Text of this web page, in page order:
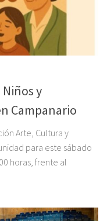
y
Campanario
Arte, Cultura y
para este sábado
horas, frente al